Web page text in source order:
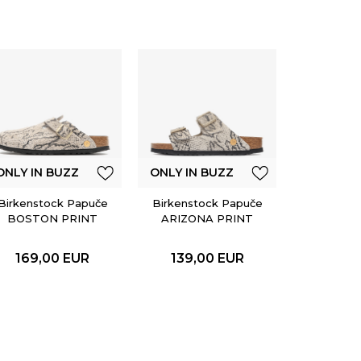
IN BUZZ
Papuče
BOSTON PRINT
169,00 EUR
ONLY IN BUZZ
Birkenstock Papuče
ARIZONA PRINT
139,00 EUR